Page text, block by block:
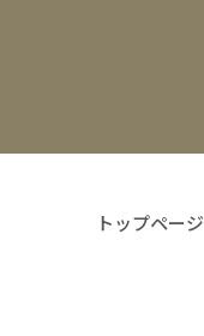
トップページ